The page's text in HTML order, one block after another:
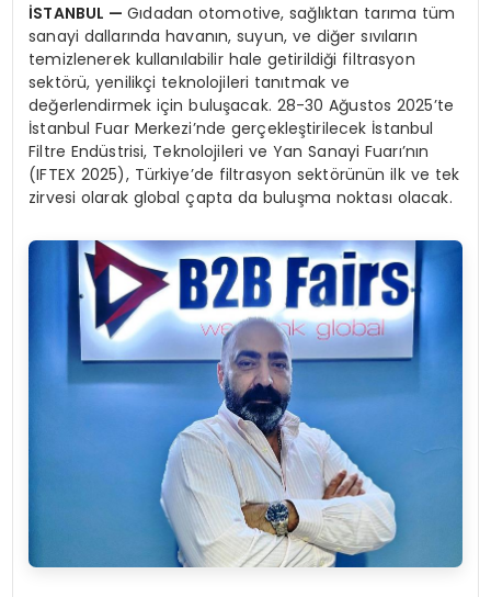
İSTANBUL —Gıdadan otomotive, sağlıktan tarıma tüm
sanayi dallarında havanın, suyun, ve diğer sıvıların
temizlenerek kullanılabilir hale getirildiği filtrasyon
sektörü, yenilikçi teknolojileri tanıtmak ve
değerlendirmek için buluşacak. 28-30 Ağustos 2025’te
İstanbul Fuar Merkezi’nde gerçekleştirilecek İstanbul
Filtre Endüstrisi, Teknolojileri ve Yan Sanayi Fuarı’nın
(IFTEX 2025), Türkiye’de filtrasyon sektörünün ilk ve tek
zirvesi olarak global çapta da buluşma noktası olacak.